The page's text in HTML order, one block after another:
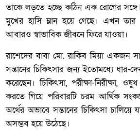
তাকে লড়তে হচ্ছে কঠিন এক রোগের সঙ্গে।
মুখের হাসি ম্লান হয়ে গেছে। এখন তার
আবারও স্বাভাবিক জীবনে ফিরে যাওয়া।
রাশেদের বাবা মো. রাকিব মিয়া একজন
সন্তানের চিকিৎসার জন্য ইতোমধ্যে ধার-
করেছেন। চিকিৎসা, পরীক্ষা-নিরীক্ষা,
করতে গিয়ে পরিবারটি চরম আর্থিক
অর্থের অভাবে সন্তানের চিকিৎসা চালিয়ে
অসম্ভব হয়ে উঠেছে।